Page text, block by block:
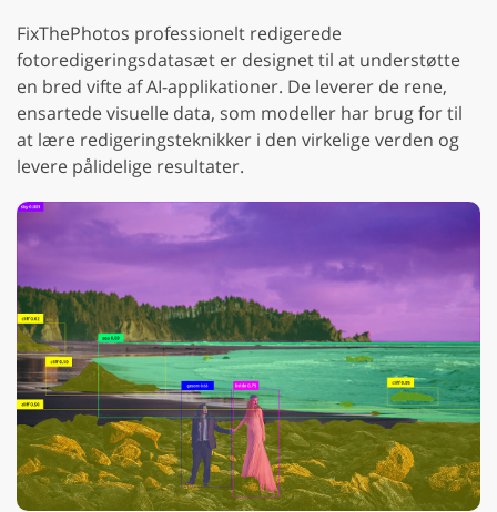
FixThePhotos professionelt redigerede
fotoredigeringsdatasæt er designet til at understøtte
en bred vifte af AI-applikationer. De leverer de rene,
ensartede visuelle data, som modeller har brug for til
at lære redigeringsteknikker i den virkelige verden og
levere pålidelige resultater.